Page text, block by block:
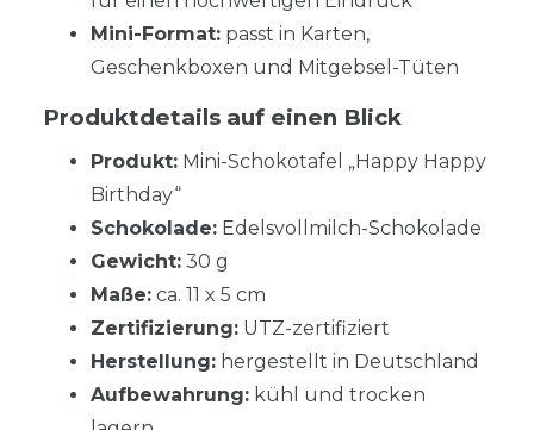
Mini-Format: passt in Karten,
Geschenkboxen und Mitgebsel-Tüten
Produktdetails auf einen Blick
Produkt: Mini-Schokotafel „Happy Happy
Birthday“
Schokolade: Edelsvollmilch-Schokolade
Gewicht: 30 g
Maße: ca. 11 x 5 cm
Zertifizierung: UTZ-zertifiziert
Herstellung: hergestellt in Deutschland
Aufbewahrung: kühl und trocken